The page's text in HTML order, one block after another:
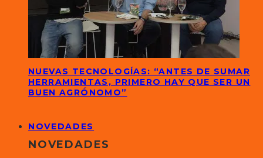
NUEVAS TECNOLOGÍAS: “ANTES DE SUMAR
HERRAMIENTAS, PRIMERO HAY QUE SER UN
BUEN AGRÓNOMO”
NOVEDADES
NOVEDADES